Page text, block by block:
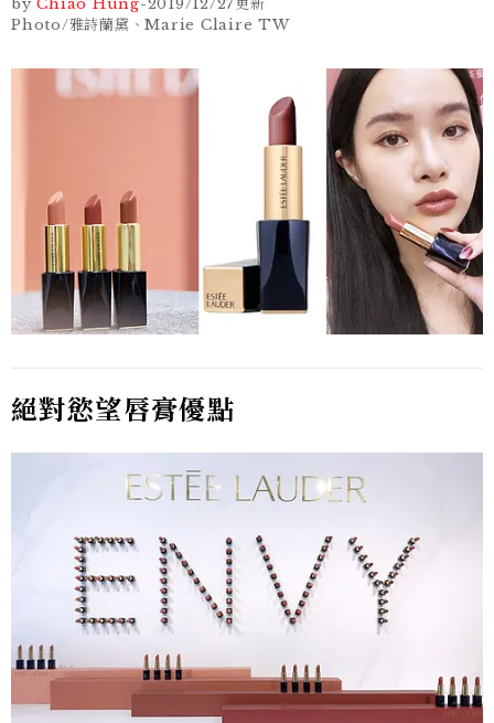
by Chiao Hung-2019/12/27更新
Photo/雅詩蘭黛、Marie Claire TW
絕對慾望唇膏優點